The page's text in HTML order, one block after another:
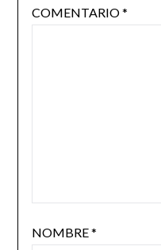
COMENTARIO*
NOMBRE*